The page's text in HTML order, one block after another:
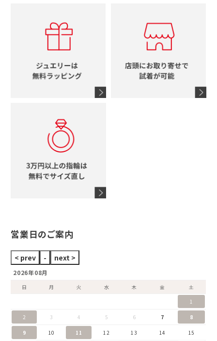
ブルガリ
グッチ
スタージュエリー
ウノアエレ
コーチ
ブランドアイテムをすべて見る
時計をすべて見る
ルイヴィトン
エルメス
シャネル
タグホイヤー
イニシャル
営業日のご案内
2026年08月
日 月 火 水 木 金
土
1
2 3 4 5 6 7 8
9 10 11 12 13 14 15